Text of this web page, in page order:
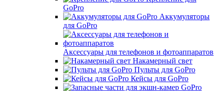
GoPro
Аккумуляторы
для GoPro
Аксессуары для телефонов и фотоаппаратов
Накамерный свет
Пульты для GoPro
Кейсы для GoPro